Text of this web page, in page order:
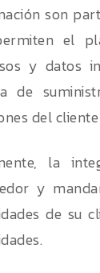
son
el
y datos
de
del
la
y
de su